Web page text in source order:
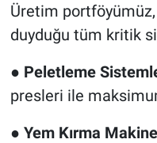
Üretim
duyduğu tüm kritik
● Peletleme
presleri ile
● Yem Kırma